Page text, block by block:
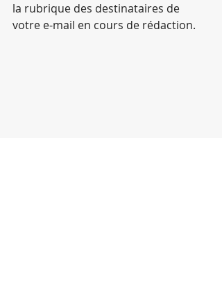
la rubrique des destinataires de
votre e-mail en cours de rédaction.